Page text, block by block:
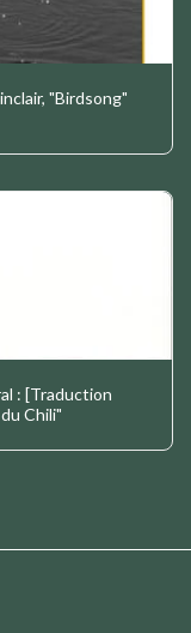
"Birdsong"
: [Traduction
Chili"